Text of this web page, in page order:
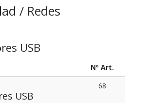
/ Redes
USB
Nº Art.
USB
68